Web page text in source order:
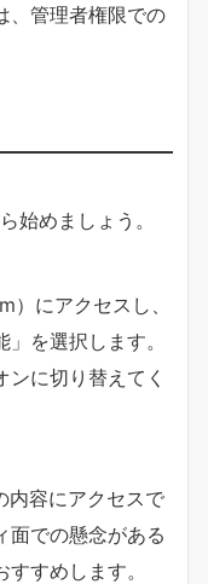
、管理者権限での
始めましょう。
にアクセスし、
を選択します。
に切り替えてく
内容にアクセスで
面での懸念がある
すめします。